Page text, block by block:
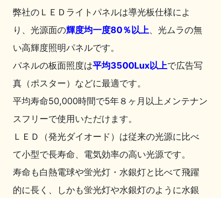
弊社のＬＥＤライトパネルは導光板仕様によ
り、光源面の輝度均一度80％以上、光ムラの無
い高輝度照明パネルです。
パネルの板面照度は平均3500Lux以上で広告写
真（ポスター）などに最適です。
平均寿命50,000時間で5年８ヶ月以上メンテナン
スフリーで使用いただけます。
ＬＥＤ（発光ダイオード）は従来の光源に比べ
て小型で長寿命、電気効率の高い光源です。
寿命も白熱電球や蛍光灯・水銀灯と比べて飛躍
的に長く、しかも蛍光灯や水銀灯のように水銀